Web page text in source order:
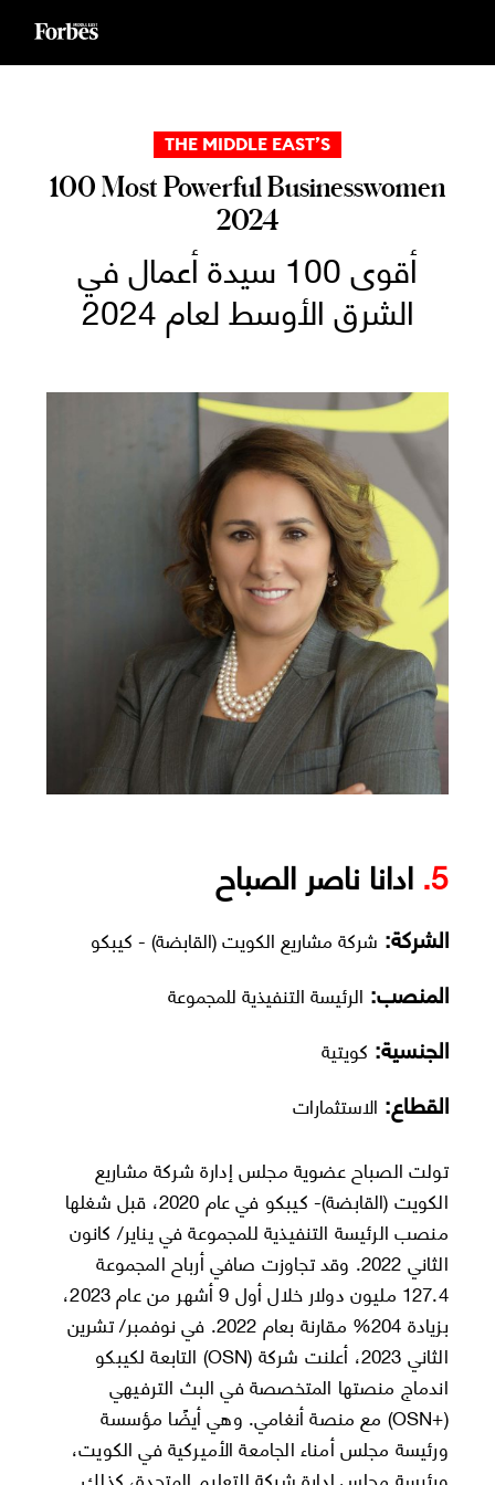
THE MIDDLE EAST’S
100 Most Powerful Businesswomen
2024
أقوى 100 سيدة أعمال في
الشرق الأوسط لعام 2024
5. ادانا ناصر الصباح
الشركة: شركة مشاريع الكويت (القابضة) - كيبكو
المنصب: الرئيسة التنفيذية للمجموعة
الجنسية: كويتية
القطاع: الاستثمارات
تولت الصباح عضوية مجلس إدارة شركة مشاريع
الكويت (القابضة)- كيبكو في عام 2020، قبل شغلها
منصب الرئيسة التنفيذية للمجموعة في يناير/ كانون
الثاني 2022. وقد تجاوزت صافي أرباح المجموعة
127.4 مليون دولار خلال أول 9 أشهر من عام 2023،
بزيادة 204% مقارنة بعام 2022. في نوفمبر/ تشرين
الثاني 2023، أعلنت شركة (OSN) التابعة لكيبكو
اندماج منصتها المتخصصة في البث الترفيهي
(+OSN) مع منصة أنغامي. وهي أيضًا مؤسسة
ورئيسة مجلس أمناء الجامعة الأميركية في الكويت،
ورئيسة مجلس إدارة شركة التعليم المتحدة، كذلك